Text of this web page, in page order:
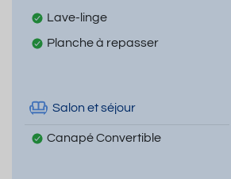
Lave-linge
Planche à repasser
Salon et séjour
Canapé Convertible